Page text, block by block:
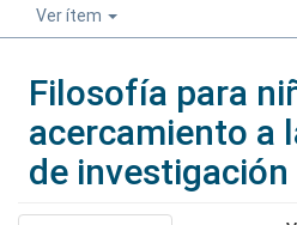
Ver ítem
Filosofía para
acercamiento a
de investigación